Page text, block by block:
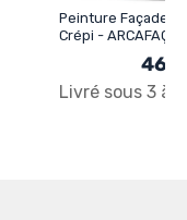
Peinture Façade
Crépi -
Livré sous 3 à